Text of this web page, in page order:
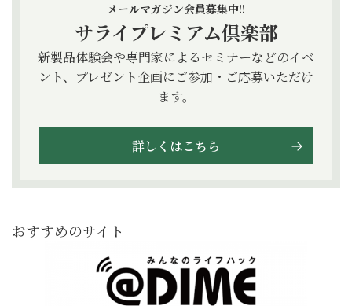
メールマガジン会員募集中!!
サライプレミアム倶楽部
新製品体験会や専門家によるセミナーなどのイベ
ント、プレゼント企画にご参加・ご応募いただけ
ます。
詳しくはこちら
おすすめのサイト